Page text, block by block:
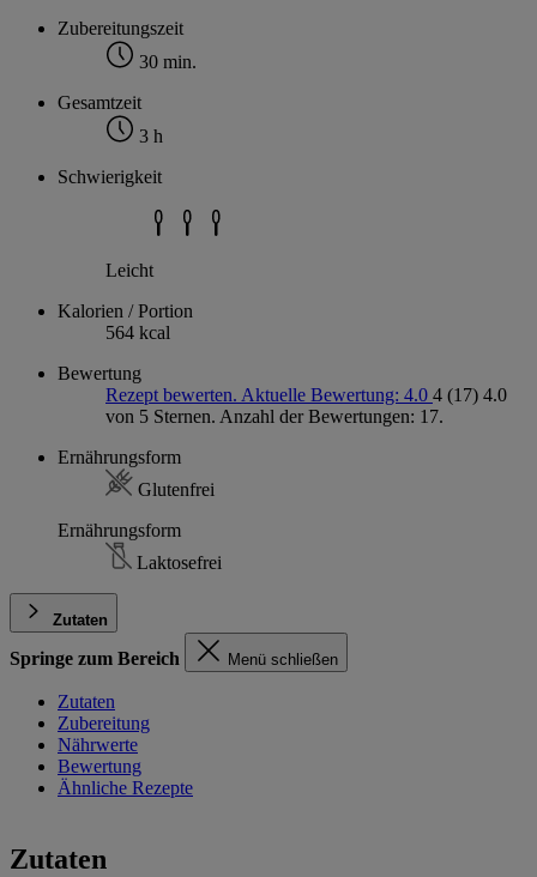
Zubereitungszeit
30 min.
Gesamtzeit
3 h
Schwierigkeit
Leicht
Kalorien / Portion
564 kcal
Bewertung
Rezept bewerten. Aktuelle Bewertung: 4.0 4 (17) 4.0
von 5 Sternen. Anzahl der Bewertungen: 17.
Ernährungsform
Glutenfrei
Ernährungsform
Laktosefrei
Zutaten
Springe zum Bereich Menü schließen
Zutaten
Zubereitung
Nährwerte
Bewertung
Ähnliche Rezepte
Zutaten